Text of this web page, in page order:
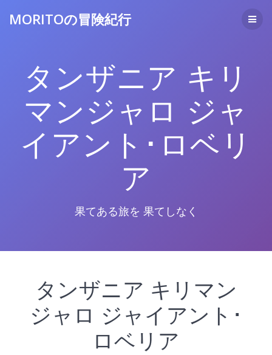
へ
ッ
プ
MORITOの冒険紀行
タンザニア キリ
マンジャロ ジャ
イアント･ロベリ
ア
果てある旅を 果てしなく
タンザニア キリマン
ジャロ ジャイアント･
ロベリア